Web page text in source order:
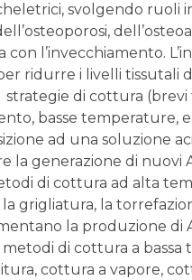
svolgendo ruoli
con l’invecchiamento.
ridurre i livelli tissutali
di cottura (brevi
basse temperature,
ad una soluzione
la generazione di nuovi
di cottura ad alta
la grigliatura, la
la produzione di
metodi di cottura a bassa
cottura a vapore,